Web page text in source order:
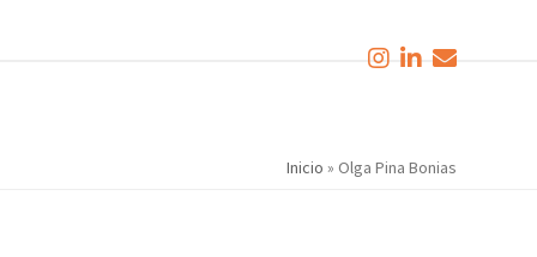
Inicio » Olga Pina Bonias